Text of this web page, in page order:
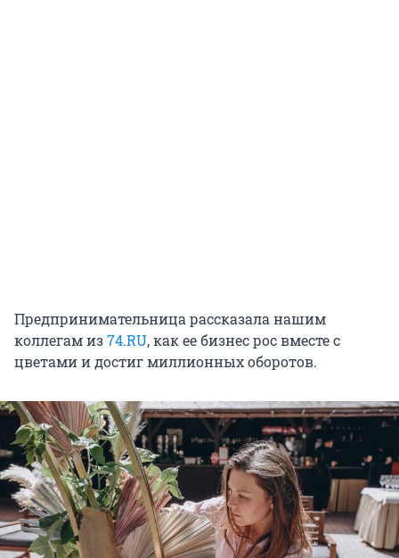
Предпринимательница рассказала нашим
коллегам из74.RU, как ее бизнес рос вместе с
цветами и достиг миллионных оборотов.